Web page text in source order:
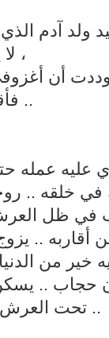
ولد آدم
،
فأقتل، ثم أغزو فأقتل)(رواه مسلم) ..
عليه
في خلقه ..
في ظل
أقاربه ..
خير من
حجاب ..
تحت العرش لا يفضله النبيون إلا بدرجة النبوة ..